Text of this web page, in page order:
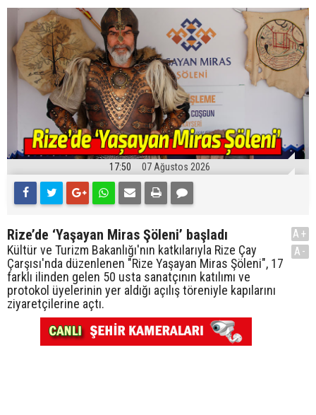
17:50 07 Ağustos 2026
Rize’de ‘Yaşayan Miras Şöleni’ başladı
Kültür ve Turizm Bakanlığı'nın katkılarıyla Rize Çay
Çarşısı'nda düzenlenen "Rize Yaşayan Miras Şöleni", 17
farklı ilinden gelen 50 usta sanatçının katılımı ve
protokol üyelerinin yer aldığı açılış töreniyle kapılarını
ziyaretçilerine açtı.
A+
A-